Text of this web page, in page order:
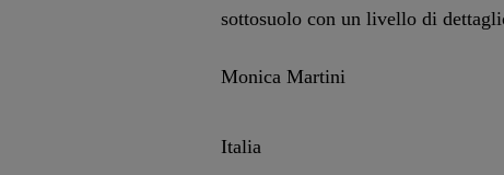
sottosuolo con un livello di
Monica Martini
Italia